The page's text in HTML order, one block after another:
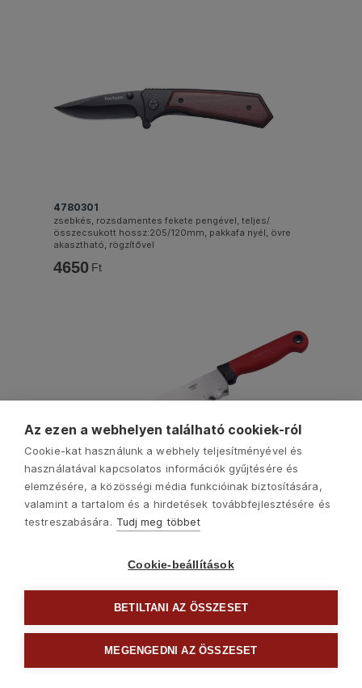
4780301
zsebkés, rozsdamentes fekete pengével, teljes/
összecsukott hossz:205/120mm, pakkafa nyél, övre
akasztható, rögzítővel
4650 Ft
4780501
szigetelőanyag (üveggyapot) vágókés, teljes/penge
Az ezen a webhelyen található cookiek-ról
Cookie-kat használunk a webhely teljesítményével és
használatával kapcsolatos információk gyűjtésére és
elemzésére, a közösségi média funkcióinak biztosítására,
valamint a tartalom és a hirdetések továbbfejlesztésére és
testreszabására. Tudj meg többet
Cookie-beállítások
BETILTANI AZ ÖSSZESET
MEGENGEDNI AZ ÖSSZESET